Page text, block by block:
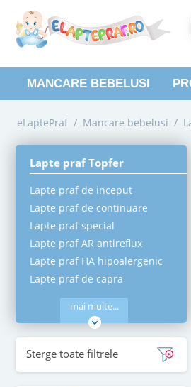
MANCARE BEBELUSI
eLaptePraf / Mancare bebelusi /
Lapte praf Topfer
Lapte praf de inceput
Lapte praf de continuare
Lapte praf special
Lapte praf AR antireflux
Lapte praf HA hipoalergenic
Lapte praf de capra
mai multe...
Sterge toate filtrele